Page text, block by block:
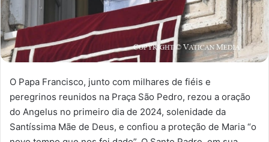
O Papa Francisco, junto com milhares de fiéis e
peregrinos reunidos na Praça São Pedro, rezou a oração
do Angelus no primeiro dia de 2024, solenidade da
Santíssima Mãe de Deus, e confiou a proteção de Maria “o